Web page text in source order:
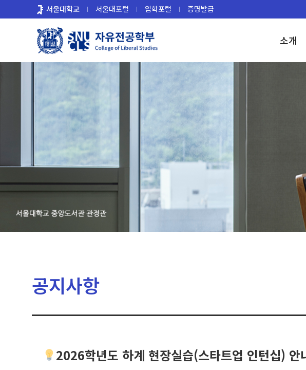
로
서울대학교 서울대포털 입학포털 증명발급
소개
공지사항
2026학년도 하계 현장실습(스타트업 인턴십) 안